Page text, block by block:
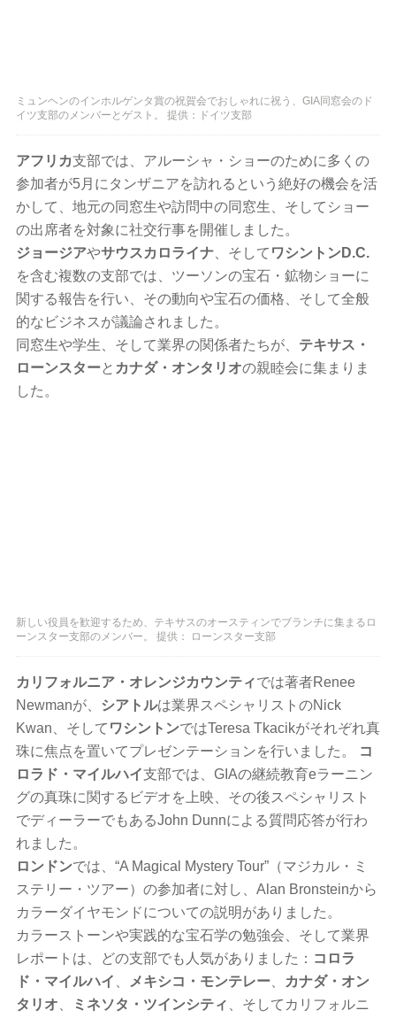
ミュンヘンのインホルゲンタ賞の祝賀会でおしゃれに祝う、GIA同窓会のド
イツ支部のメンバーとゲスト。 提供：ドイツ支部
アフリカ支部では、アルーシャ・ショーのために多くの
参加者が5月にタンザニアを訪れるという絶好の機会を活
かして、地元の同窓生や訪問中の同窓生、そしてショー
の出席者を対象に社交行事を開催しました。
ジョージアやサウスカロライナ 、そして ワシントンD.C.
を含む複数の支部では、ツーソンの宝石・鉱物ショーに
関する報告を行い、その動向や宝石の価格、そして全般
的なビジネスが議論されました。
同窓生や学生、そして業界の関係者たちが、 テキサス・
ローンスターと カナダ・オンタリオの親睦会に集まりま
した。
新しい役員を歓迎するため、テキサスのオースティンでブランチに集まるロ
ーンスター支部のメンバー。 提供： ローンスター支部
カリフォルニア・オレンジカウンティでは著者Renee
Newmanが、
シアトルは業界スペシャリストのNick
Kwan、そして ワシントンではTeresa Tkacikがそれぞれ真
珠に焦点を置いてプレゼンテーションを行いました。
コ
ロラド・マイルハイ支部では、GIAの継続教育eラーニン
グの真珠に関するビデオを上映、その後スペシャリスト
でディーラーでもあるJohn Dunnによる質問応答が行わ
れました。
ロンドンでは、“A Magical Mystery Tour”（マジカル・ミ
ステリー・ツアー）の参加者に対し、Alan Bronsteinから
カラーダイヤモンドについての説明がありました。
カラーストーンや実践的な宝石学の勉強会、そして業界
レポートは、どの支部でも人気がありました： コロラ
ド・マイルハイ
メキシコ・モンテレー
カナダ・オン
タリオ
ミネソタ・ツインシティ
、そしてカリフォルニ